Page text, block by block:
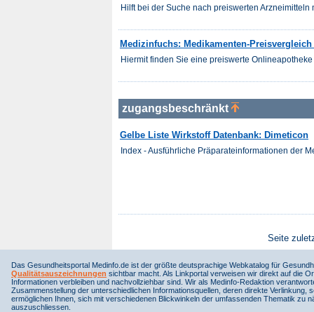
Hilft bei der Suche nach preiswerten Arzneimitteln
Medizinfuchs: Medikamenten-
Hiermit finden Sie eine preiswerte
zugangsbeschränkt
Gelbe Liste Wirkstoff Datenbank: Dimeticon
Index - Ausführliche Präparateinformationen der
Seite
Das Gesundheitsportal Medinfo.de ist der größte deutsprachige Webkatalog für
Qualitätsauszeichnungen sichtbar macht. Als Linkportal verweisen wir direkt auf die
Informationen verbleiben und nachvollziehbar sind. Wir als Medinfo-Redaktion
Zusammenstellung der unterschiedlichen Informationsquellen, deren direkte
ermöglichen Ihnen, sich mit verschiedenen Blickwinkeln der umfassenden Thematik
auszuschliessen.